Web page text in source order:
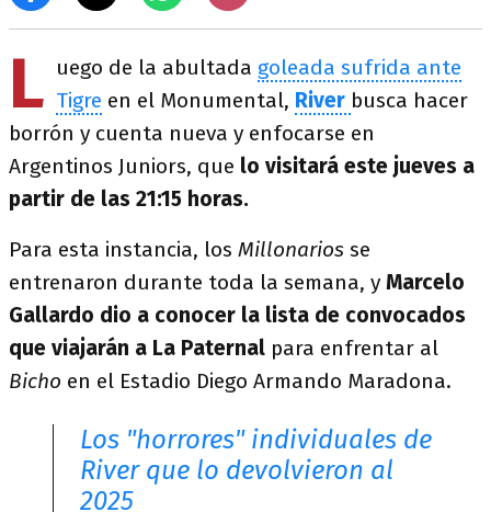
L uego de la abultada goleada sufrida ante
Tigre en el Monumental, River busca hacer
borrón y cuenta nueva y enfocarse en
Argentinos Juniors, que lo visitará este jueves a
partir de las 21:15 horas.
Para esta instancia, los Millonarios se
entrenaron durante toda la semana, y Marcelo
Gallardo dio a conocer la lista de convocados
que viajarán a La Paternal para enfrentar al
Bicho en el Estadio Diego Armando Maradona.
Los "horrores" individuales de
River que lo devolvieron al
2025